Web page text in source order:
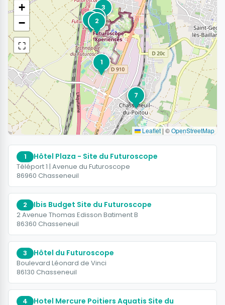
1
2
3
4 5
6
7
+
−
⛶
Leaflet | ©OpenStreetMap
1 Hôtel Plaza - Site du Futuroscope
Téléport 1 | Avenue du Futuroscope
86960 Chasseneuil
2 Ibis Budget Site du Futuroscope
2 Avenue Thomas Edisson Batiment B
86360 Chasseneuil
3 Hôtel du Futuroscope
Boulevard Léonard de Vinci
86130 Chasseneuil
4 Hotel Mercure Poitiers Aquatis Site du